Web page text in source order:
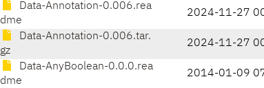
Data-Annotation-0.006.rea
dme
2024-11-27
Data-Annotation-0.006.tar.
gz
2024-11-27
Data-AnyBoolean-0.0.0.rea
dme
2014-01-09